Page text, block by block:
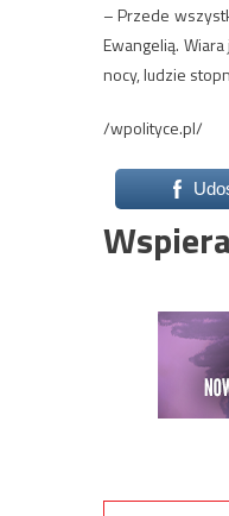
– Przede
Ewangelią.
nocy, ludzie
/wpolityce.pl/